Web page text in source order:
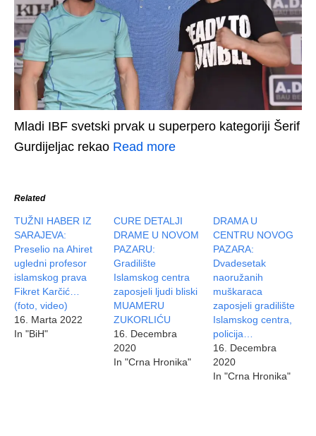
Mladi IBF svetski prvak u superpero kategoriji Šerif
Gurdijeljac rekao Read more
Related
TUŽNI HABER IZ
SARAJEVA:
Preselio na Ahiret
ugledni profesor
islamskog prava
Fikret Karčić…
(foto, video)
16. Marta 2022
In "BiH"
CURE DETALJI
DRAME U NOVOM
PAZARU:
Gradilište
Islamskog centra
zaposjeli ljudi bliski
MUAMERU
ZUKORLIĆU
16. Decembra
2020
In "Crna Hronika"
DRAMA U
CENTRU NOVOG
PAZARA:
Dvadesetak
naoružanih
muškaraca
zaposjeli gradilište
Islamskog centra,
policija…
16. Decembra
2020
In "Crna Hronika"